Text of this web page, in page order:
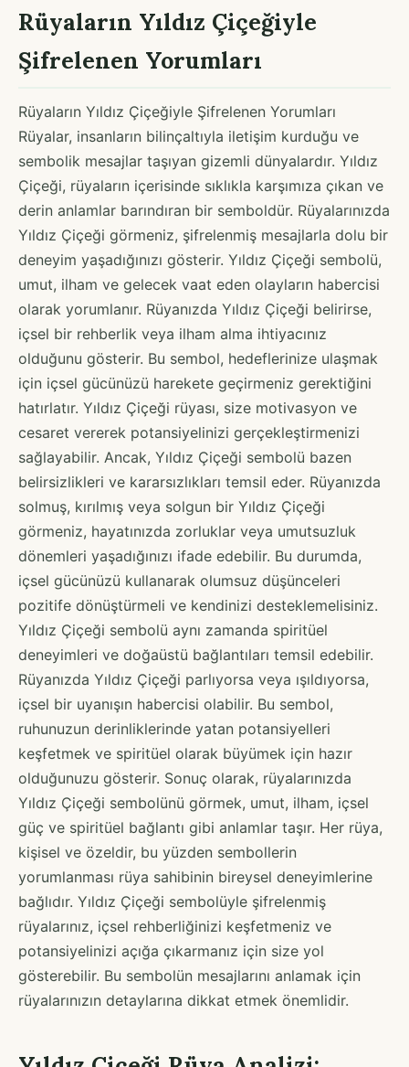
Rüyaların Yıldız Çiçeğiyle
Şifrelenen Yorumları
Rüyaların Yıldız Çiçeğiyle Şifrelenen Yorumları
Rüyalar, insanların bilinçaltıyla iletişim kurduğu ve
sembolik mesajlar taşıyan gizemli dünyalardır. Yıldız
Çiçeği, rüyaların içerisinde sıklıkla karşımıza çıkan ve
derin anlamlar barındıran bir semboldür. Rüyalarınızda
Yıldız Çiçeği görmeniz, şifrelenmiş mesajlarla dolu bir
deneyim yaşadığınızı gösterir. Yıldız Çiçeği sembolü,
umut, ilham ve gelecek vaat eden olayların habercisi
olarak yorumlanır. Rüyanızda Yıldız Çiçeği belirirse,
içsel bir rehberlik veya ilham alma ihtiyacınız
olduğunu gösterir. Bu sembol, hedeflerinize ulaşmak
için içsel gücünüzü harekete geçirmeniz gerektiğini
hatırlatır. Yıldız Çiçeği rüyası, size motivasyon ve
cesaret vererek potansiyelinizi gerçekleştirmenizi
sağlayabilir. Ancak, Yıldız Çiçeği sembolü bazen
belirsizlikleri ve kararsızlıkları temsil eder. Rüyanızda
solmuş, kırılmış veya solgun bir Yıldız Çiçeği
görmeniz, hayatınızda zorluklar veya umutsuzluk
dönemleri yaşadığınızı ifade edebilir. Bu durumda,
içsel gücünüzü kullanarak olumsuz düşünceleri
pozitife dönüştürmeli ve kendinizi desteklemelisiniz.
Yıldız Çiçeği sembolü aynı zamanda spiritüel
deneyimleri ve doğaüstü bağlantıları temsil edebilir.
Rüyanızda Yıldız Çiçeği parlıyorsa veya ışıldıyorsa,
içsel bir uyanışın habercisi olabilir. Bu sembol,
ruhunuzun derinliklerinde yatan potansiyelleri
keşfetmek ve spiritüel olarak büyümek için hazır
olduğunuzu gösterir. Sonuç olarak, rüyalarınızda
Yıldız Çiçeği sembolünü görmek, umut, ilham, içsel
güç ve spiritüel bağlantı gibi anlamlar taşır. Her rüya,
kişisel ve özeldir, bu yüzden sembollerin
yorumlanması rüya sahibinin bireysel deneyimlerine
bağlıdır. Yıldız Çiçeği sembolüyle şifrelenmiş
rüyalarınız, içsel rehberliğinizi keşfetmeniz ve
potansiyelinizi açığa çıkarmanız için size yol
gösterebilir. Bu sembolün mesajlarını anlamak için
rüyalarınızın detaylarına dikkat etmek önemlidir.